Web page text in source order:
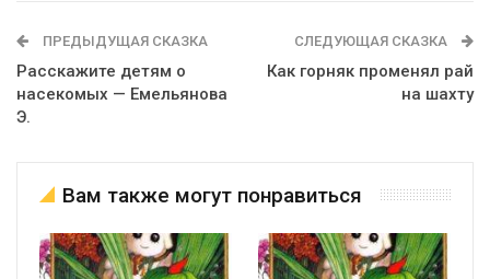
ПРЕДЫДУЩАЯ СКАЗКА
Расскажите детям о
насекомых — Емельянова
Э.
СЛЕДУЮЩАЯ СКАЗКА
Как горняк променял рай
на шахту
Вам также могут понравиться